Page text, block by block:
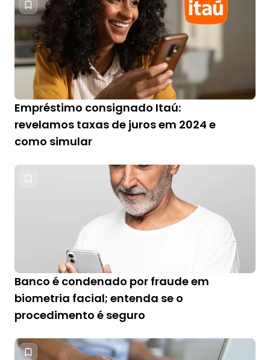
Empréstimo consignado Itaú:
revelamos taxas de juros em 2024 e
como simular
Banco é condenado por fraude em
biometria facial; entenda se o
procedimento é seguro